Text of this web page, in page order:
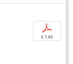
p
€ 7,95